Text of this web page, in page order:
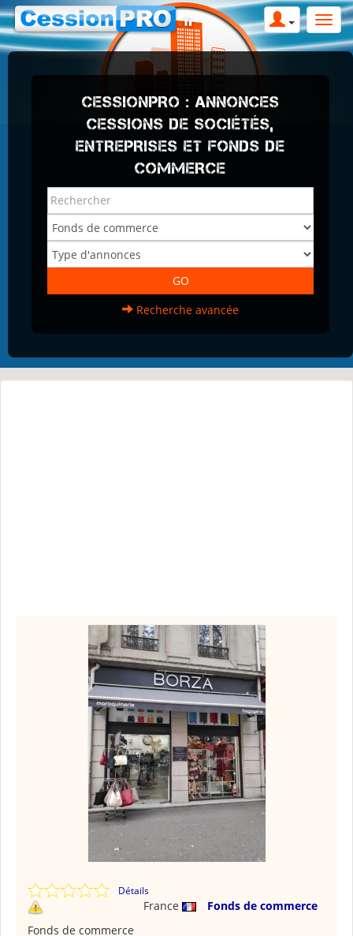
CESSIONPRO : ANNONCES
CESSIONS DE SOCIÉTÉS,
ENTREPRISES ET FONDS DE
COMMERCE
Recherche avancée
Détails
France
Fonds de commerce
Fonds de commerce